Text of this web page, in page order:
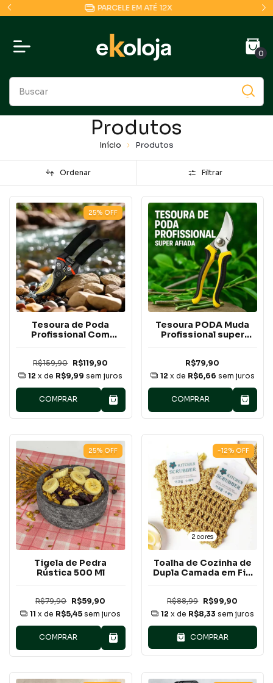
COMPRE POR NOSSO APP E GANHE 10% OFF
0
Produtos
Início Produtos
Ordenar Filtrar
25% OFF
Tesoura de Poda
Profissional Com
R$159,90 R$119,90
12 x de R$9,99 sem juros
COMPRAR
Tesoura PODA Muda
Profissional super
R$79,90
12 x de R$6,66 sem juros
COMPRAR
25% OFF
Tigela de Pedra
Rústica 500 Ml
R$79,90 R$59,90
11 x de R$5,45 sem juros
COMPRAR
-12% OFF
2 cores
Toalha de Cozinha de
Dupla Camada em Fio
R$88,99 R$99,90
12 x de R$8,33 sem juros
COMPRAR